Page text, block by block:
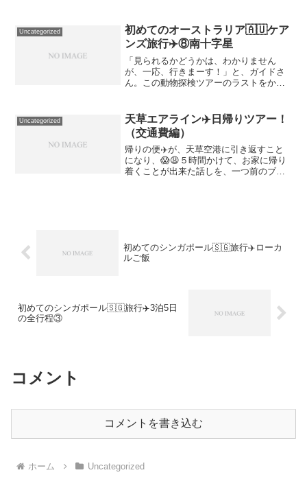
帯雨林は…世界最古の熱帯雨林！😳ほー
世界遺産「バ...
Uncategorized
初めてのオーストラリア🇦🇺ケア
ンズ旅行✈️⑧南十字星
「見られるかどうかは、わかりません
が、一応、行きまーす！」と、ガイドさ
ん。この動物探検ツアーのラストをかざ
う…😴」バス🚌到着。「皆さん、バスを
降りる時、下を向いて降りて...
Uncategorized
天草エアライン✈️日帰りツアー！
（交通費編）
帰りの便✈️が、天草空港に引き返すこと
になり、😱😩５時間かけて、お家に帰り
着くことが出来た話しを、一つ前のブロ
初めてのシンガポール🇸🇬旅行✈️ローカ
ルご飯
初めてのシンガポール🇸🇬旅行✈️3泊5日
の全行程③
コメント
コメントを書き込む
ホーム Uncategorized